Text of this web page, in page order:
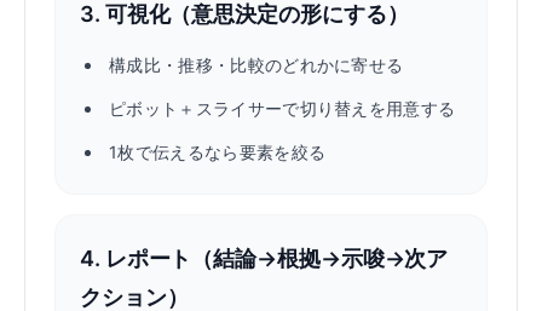
3. 可視化（意思決定の形にする）
構成比・推移・比較のどれかに寄せる
ピボット＋スライサーで切り替えを用意する
1枚で伝えるなら要素を絞る
4. レポート（結論→根拠→示唆→次ア
クション）